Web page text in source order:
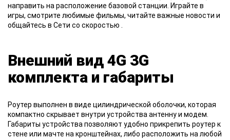
направить на расположение базовой станции. Играйте в
игры, смотрите любимые фильмы, читайте важные новости и
общайтесь в Сети со скоростью .
Внешний вид 4G 3G
комплекта и габариты
Роутер выполнен в виде цилиндрической оболочки, которая
компактно скрывает внутри устройства антенну и модем.
Габариты устройства позволяют удобно прикрепить роутер к
стене или мачте на кронштейнах, либо расположить на любой